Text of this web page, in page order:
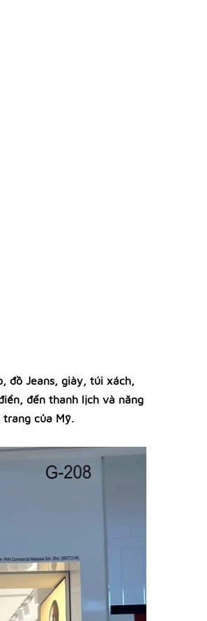
đồ Jeans, giày, túi xách,
đến thanh lịch và năng
của Mỹ.